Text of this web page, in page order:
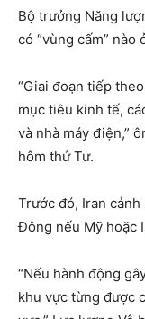
Bộ trưởng Năng
có “vùng cấm” nào
“Giai đoạn tiếp
mục tiêu kinh tế,
và nhà máy điện,”
hôm thứ Tư.
Trước đó, Iran
Đông nếu Mỹ hoặc
“Nếu hành động
khu vực từng được